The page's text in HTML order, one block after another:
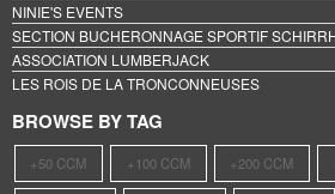
NINIE'S EVENTS
SECTION BUCHERONNAGE SPORTIF
ASSOCIATION LUMBERJACK
LES ROIS DE LA TRONCONNEUSES
BROWSE BY TAG
+50 CCM +100 CCM +200 CCM